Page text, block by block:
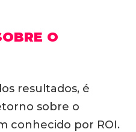
O
resultados, é
sobre o
conhecido por ROI.